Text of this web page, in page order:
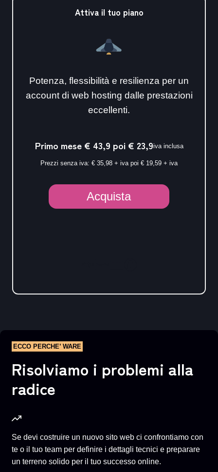
Attiva il tuo piano
Potenza, flessibilità e resilienza per un
account di web hosting dalle prestazioni
eccellenti.
Primo mese € 43,9 poi € 23,9iva inclusa
Prezzi senza iva: € 35,98 + iva poi € 19,59 + iva
Hosting
Power
Acquista
ECCO PERCHE’ WARE
Risolviamo i problemi alla
radice
Se devi costruire un nuovo sito web ci confrontiamo con
te o il tuo team per definire i dettagli tecnici e preparare
un terreno solido per il tuo successo online.